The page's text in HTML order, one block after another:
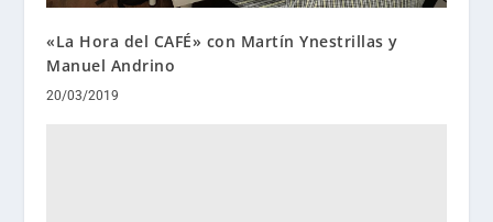
«La Hora del CAFÉ» con Martín Ynestrillas y
Manuel Andrino
20/03/2019